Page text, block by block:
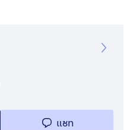
แชท